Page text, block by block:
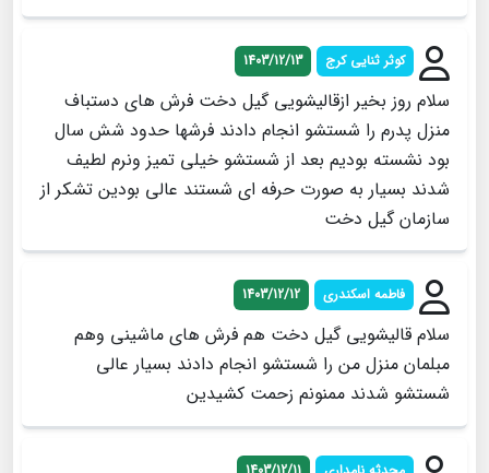
کوثر ثنایی کرج 1403/12/13
سلام روز بخیر ازقالیشویی گیل دخت فرش های دستباف
منزل پدرم را شستشو انجام دادند فرشها حدود شش سال
بود نشسته بودیم بعد از شستشو خیلی تمیز ونرم لطیف
شدند بسیار به صورت حرفه ای شستند عالی بودین تشکر از
سازمان گیل دخت
فاطمه اسکندری 1403/12/12
سلام قالیشویی گیل دخت هم فرش های ماشینی وهم
مبلمان منزل من را شستشو انجام دادند بسیار عالی
شستشو شدند ممنونم زحمت کشیدین